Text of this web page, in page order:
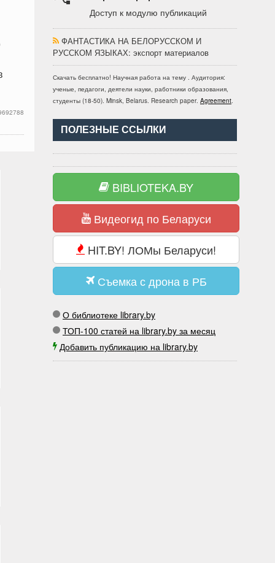
Доступ к модулю публикаций
ФАНТАСТИКА НА БЕЛОРУССКОМ И
РУССКОМ ЯЗЫКАХ: экспорт материалов
Скачать бесплатно! Научная работа на тему . Аудитория:
ученые, педагоги, деятели науки, работники образования,
студенты (18-50). Minsk, Belarus. Research paper. Agreement.
ПОЛЕЗНЫЕ ССЫЛКИ
BIBLIOTEKA.BY
Видеогид по Беларуси
HIT.BY! ЛОМы Беларуси!
Съемка с дрона в РБ
О библиотеке library.by
ТОП-100 статей на library.by за месяц
Добавить публикацию на library.by